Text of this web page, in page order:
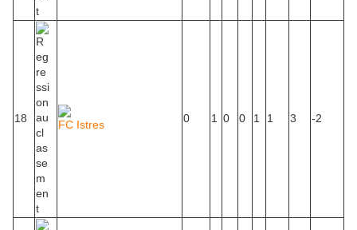
18 FC Istres 0 1 0 0 1 1 3 -2